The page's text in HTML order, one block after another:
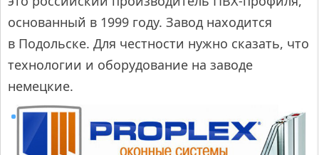
основанный в 1999 году. Завод находится
в Подольске. Для честности нужно сказать, что
технологии и оборудование на заводе
немецкие.